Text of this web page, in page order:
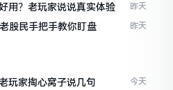
用？老玩家说说真实体验 昨天
股民手把手教你盯盘 昨天
玩家掏心窝子说几句 今天